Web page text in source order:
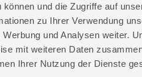
und die Zugriffe auf
zu Ihrer Verwendung
und Analysen weiter.
mit weiteren Daten
Ihrer Nutzung der Dienste
und Anwendungen